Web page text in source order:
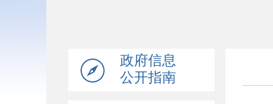
政府信息
公开指南